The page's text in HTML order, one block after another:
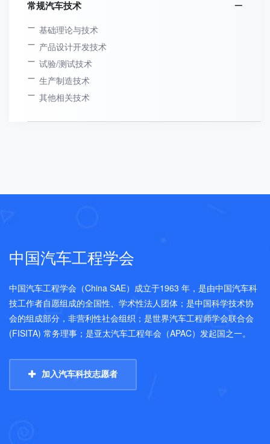
常规汽车技术
基础理论与技术
产品设计开发技术
试验/测试技术
生产制造技术
其他相关技术
中国汽车工程学会
中国汽车工程学会（China SAE）成立于1963 年，是由中国汽车科
技工作者自愿组成的全国性、学术性法人团体；是中国科学技术协
会的组成部分，非营利性社会组织；是世界汽车工程师学会联合会
(FISITA) 常务理事；是亚太汽车工程年会（APAC）发起国之一。
加入汽车科技志愿者